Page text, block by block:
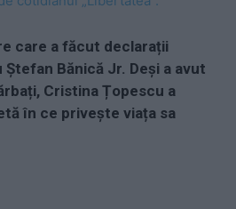
care a făcut declarații
Bănică Jr. Deși a avut
Cristina Țopescu a
în ce privește viața sa